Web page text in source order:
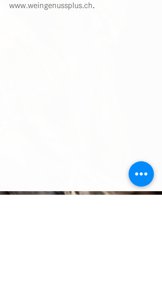
www.weingenussplus.ch.